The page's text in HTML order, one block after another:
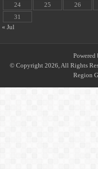
24
25 26
31
« Jul
Powered
© Copyright 2026, All Rights
Region